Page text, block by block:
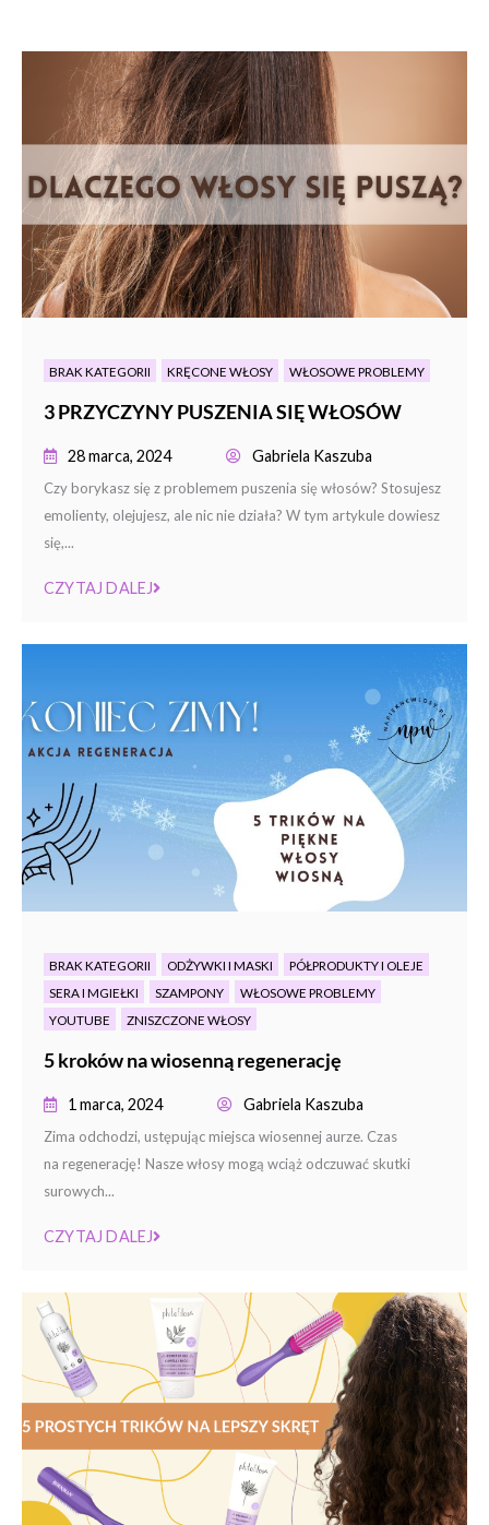
BRAK KATEGORII KRĘCONE WŁOSY WŁOSOWE PROBLEMY
3 PRZYCZYNY PUSZENIA SIĘ WŁOSÓW
28 marca, 2024 Gabriela Kaszuba
Czy borykasz się z problemem puszenia się włosów? Stosujesz
emolienty, olejujesz, ale nic nie działa? W tym artykule dowiesz
się,...
CZYTAJ DALEJ
BRAK KATEGORII ODŻYWKI I MASKI
PÓŁPRODUKTY I OLEJE
SERA I MGIEŁKI
SZAMPONY
WŁOSOWE PROBLEMY
YOUTUBE
ZNISZCZONE WŁOSY
5 kroków na wiosenną regenerację
1 marca, 2024 Gabriela Kaszuba
Zima odchodzi, ustępując miejsca wiosennej aurze. Czas
na regenerację! Nasze włosy mogą wciąż odczuwać skutki
surowych...
CZYTAJ DALEJ